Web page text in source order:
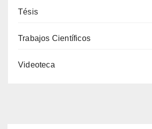
Tésis
Trabajos Científicos
Videoteca